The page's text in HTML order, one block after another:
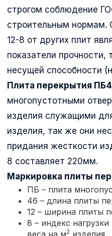
строгом соблюдение
строительным нормам.
12-8 от других плит
показатели прочности,
несущей способности
Плита перекрытия
многопустотными
изделия служащими
изделия, так же они
придания жесткости
8 составляет 220мм.
Маркировка плиты
ПБ – плита
46 – длина плиты
12 – ширина плиты
8 – индекс
веса на м2 изделия.